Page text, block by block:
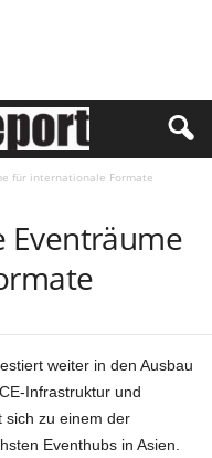
für internationale Formate
Eventräume
weiter in den Ausbau
Infrastruktur und
sich zu einem der
Eventhubs in Asien.